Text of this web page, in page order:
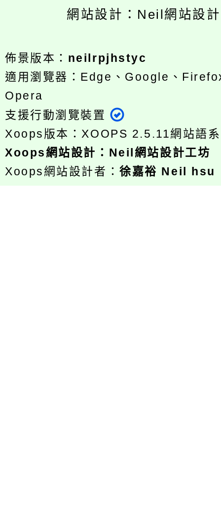
網站設計：Neil網站設
佈景版本： neilrpjhstyc
適用瀏覽器：Edge、Google、
Opera
支援行動瀏覽裝置
Xoops版本：XOOPS 2.5.11網站語
Xoops網站設計 ： Neil網站設計工坊
Xoops網站設計者：徐嘉裕 Neil hsu